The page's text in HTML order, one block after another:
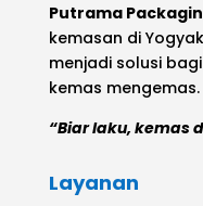
Putrama
kemasan di
menjadi solusi
kemas mengemas.
“Biar laku, kemas
Layanan